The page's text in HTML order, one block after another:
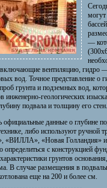
могут
—
вентиляцию, гидро —
вод. Точное представление о
грунта и подземных вод,
инженерно-геологических
подвала и толщину его стен.
официальные данные о глубине
либо используют ручной
«Новая Голландия» и
определиться с конструкцией
грунтов
В случае размещения в
еще на 200 и более см.